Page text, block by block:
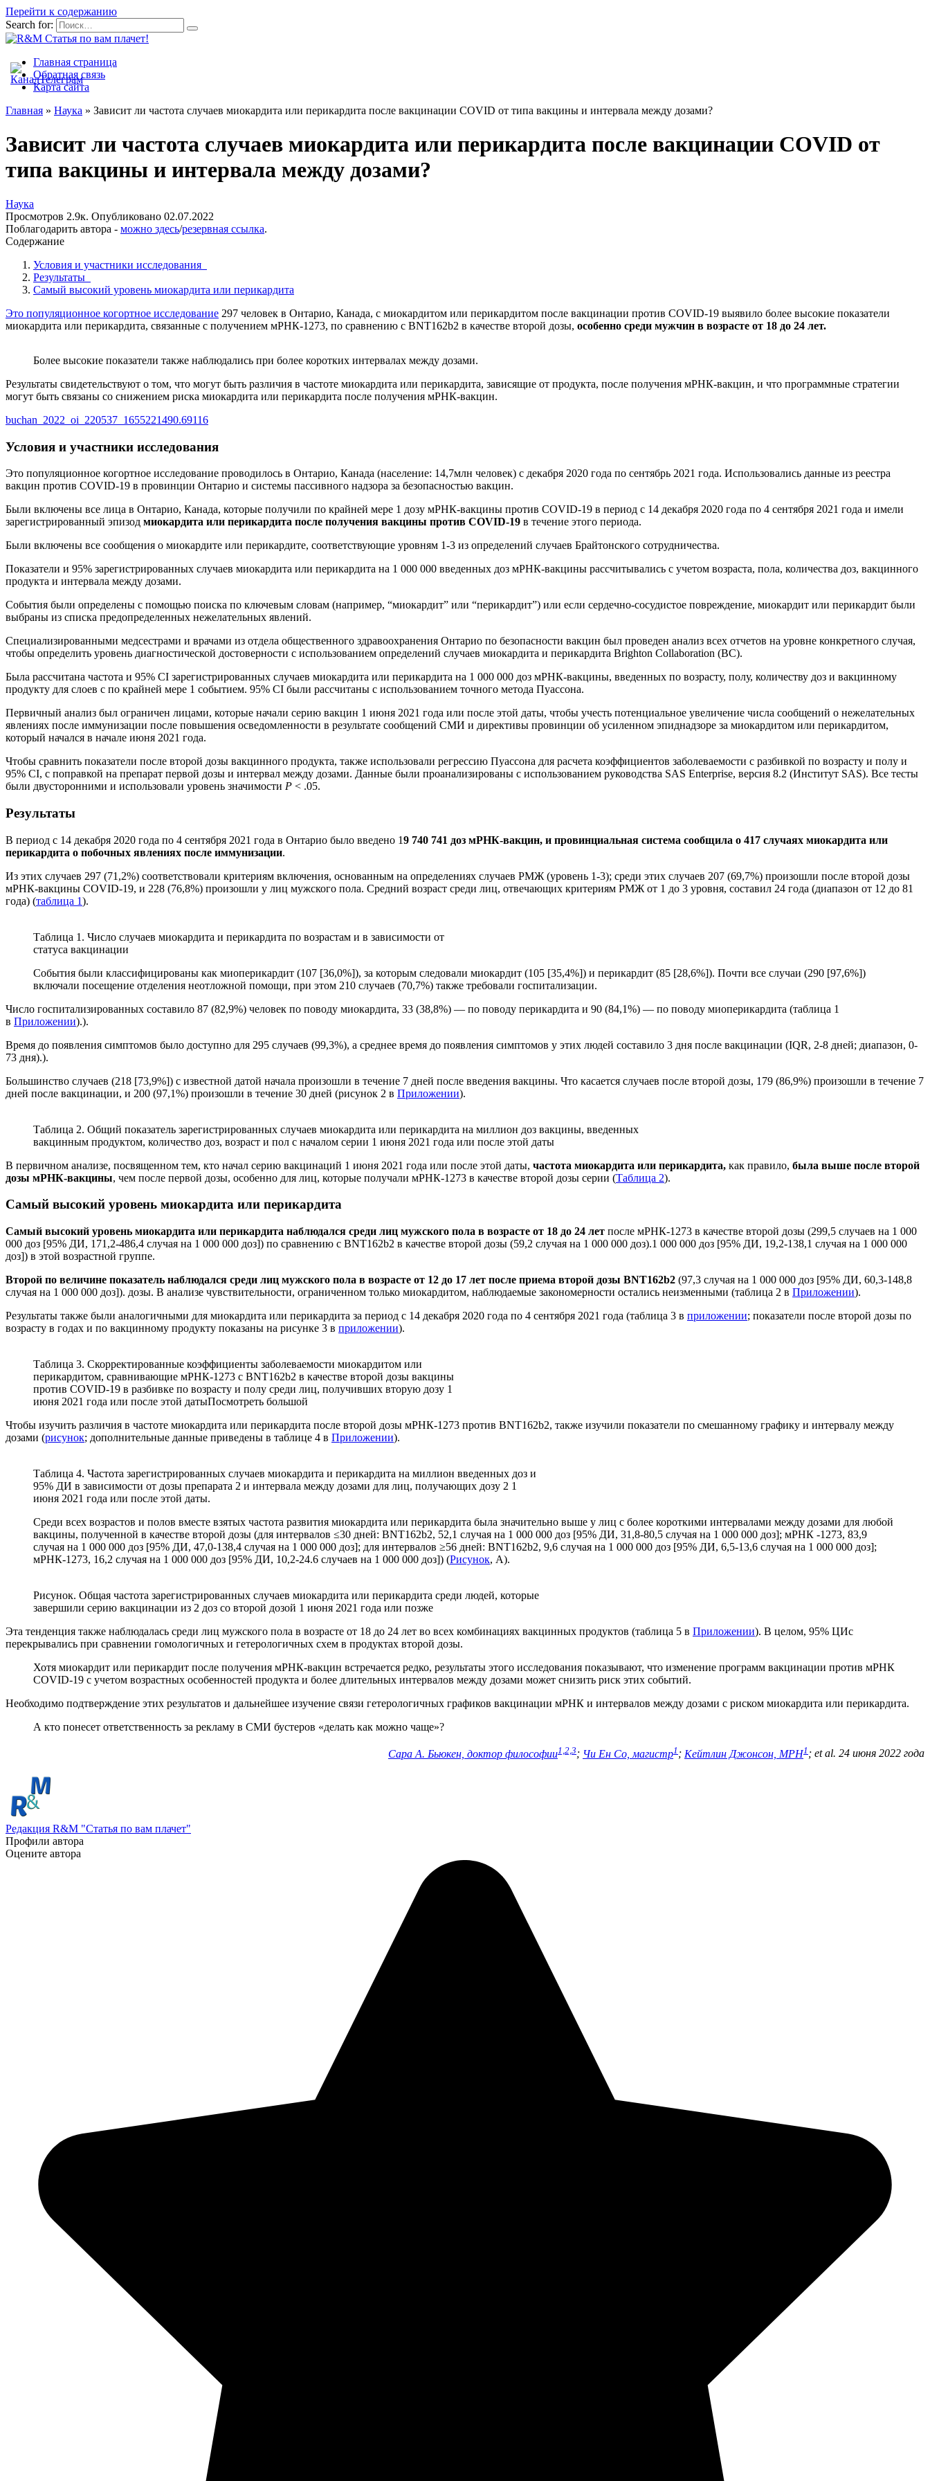
Перейти к содержанию
Search for:
Главная страница
Обратная связь
Карта сайта
Главная » Наука » Зависит ли частота случаев миокардита или перикардита после вакцинации COVID от типа вакцины и интервала между дозами?
Зависит ли частота случаев миокардита или перикардита после вакцинации COVID от
типа вакцины и интервала между дозами?
Наука
Просмотров 2.9к. Опубликовано 02.07.2022
Поблагодарить автора - можно здесь/резервная ссылка.
Содержание
Условия и участники исследования
Результаты
Самый высокий уровень миокардита или перикардита
Это популяционное когортное исследование 297 человек в Онтарио, Канада, с миокардитом или перикардитом после вакцинации против COVID-19 выявило более высокие показатели
миокардита или перикардита, связанные с получением мРНК-1273, по сравнению с BNT162b2 в качестве второй дозы, особенно среди мужчин в возрасте от 18 до 24 лет.
Более высокие показатели также наблюдались при более коротких интервалах между дозами.
Результаты свидетельствуют о том, что могут быть различия в частоте миокардита или перикардита, зависящие от продукта, после получения мРНК-вакцин, и что программные стратегии
могут быть связаны со снижением риска миокардита или перикардита после получения мРНК-вакцин.
buchan_2022_oi_220537_1655221490.69116
Условия и участники исследования
Это популяционное когортное исследование проводилось в Онтарио, Канада (население: 14,7млн человек) с декабря 2020 года по сентябрь 2021 года. Использовались данные из реестра
вакцин против COVID-19 в провинции Онтарио и системы пассивного надзора за безопасностью вакцин.
Были включены все лица в Онтарио, Канада, которые получили по крайней мере 1 дозу мРНК-вакцины против COVID-19 в период с 14 декабря 2020 года по 4 сентября 2021 года и имели
зарегистрированный эпизод миокардита или перикардита после получения вакцины против COVID-19 в течение этого периода.
Были включены все сообщения о миокардите или перикардите, соответствующие уровням 1-3 из определений случаев Брайтонского сотрудничества.
Показатели и 95% зарегистрированных случаев миокардита или перикардита на 1 000 000 введенных доз мРНК-вакцины рассчитывались с учетом возраста, пола, количества доз, вакцинного
продукта и интервала между дозами.
События были определены с помощью поиска по ключевым словам (например, “миокардит” или “перикардит”) или если сердечно-сосудистое повреждение, миокардит или перикардит были
выбраны из списка предопределенных нежелательных явлений.
Специализированными медсестрами и врачами из отдела общественного здравоохранения Онтарио по безопасности вакцин был проведен анализ всех отчетов на уровне конкретного случая,
чтобы определить уровень диагностической достоверности с использованием определений случаев миокардита и перикардита Brighton Collaboration (BC).
Была рассчитана частота и 95% CI зарегистрированных случаев миокардита или перикардита на 1 000 000 доз мРНК-вакцины, введенных по возрасту, полу, количеству доз и вакцинному
продукту для слоев с по крайней мере 1 событием. 95% CI были рассчитаны с использованием точного метода Пуассона.
Первичный анализ был ограничен лицами, которые начали серию вакцин 1 июня 2021 года или после этой даты, чтобы учесть потенциальное увеличение числа сообщений о нежелательных
явлениях после иммунизации после повышения осведомленности в результате сообщений СМИ и директивы провинции об усиленном эпиднадзоре за миокардитом или перикардитом,
который начался в начале июня 2021 года.
Чтобы сравнить показатели после второй дозы вакцинного продукта, также использовали регрессию Пуассона для расчета коэффициентов заболеваемости с разбивкой по возрасту и полу и
95% CI, с поправкой на препарат первой дозы и интервал между дозами. Данные были проанализированы с использованием руководства SAS Enterprise, версия 8.2 (Институт SAS). Все тесты
были двусторонними и использовали уровень значимости P < .05.
Результаты
В период с 14 декабря 2020 года по 4 сентября 2021 года в Онтарио было введено 19 740 741 доз мРНК-вакцин, и провинциальная система сообщила о 417 случаях миокардита или
перикардита о побочных явлениях после иммунизации.
Из этих случаев 297 (71,2%) соответствовали критериям включения, основанным на определениях случаев РМЖ (уровень 1-3); среди этих случаев 207 (69,7%) произошли после второй дозы
мРНК-вакцины COVID-19, и 228 (76,8%) произошли у лиц мужского пола. Средний возраст среди лиц, отвечающих критериям РМЖ от 1 до 3 уровня, составил 24 года (диапазон от 12 до 81
года) (таблица 1).
Таблица 1. Число случаев миокардита и перикардита по возрастам и в зависимости от
статуса вакцинации
События были классифицированы как миоперикардит (107 [36,0%]), за которым следовали миокардит (105 [35,4%]) и перикардит (85 [28,6%]). Почти все случаи (290 [97,6%])
включали посещение отделения неотложной помощи, при этом 210 случаев (70,7%) также требовали госпитализации.
Число госпитализированных составило 87 (82,9%) человек по поводу миокардита, 33 (38,8%) — по поводу перикардита и 90 (84,1%) — по поводу миоперикардита (таблица 1
в Приложении).).
Время до появления симптомов было доступно для 295 случаев (99,3%), а среднее время до появления симптомов у этих людей составило 3 дня после вакцинации (IQR, 2-8 дней; диапазон, 0-
73 дня).).
Большинство случаев (218 [73,9%]) с известной датой начала произошли в течение 7 дней после введения вакцины. Что касается случаев после второй дозы, 179 (86,9%) произошли в течение 7
дней после вакцинации, и 200 (97,1%) произошли в течение 30 дней (рисунок 2 в Приложении).
Таблица 2. Общий показатель зарегистрированных случаев миокардита или перикардита на миллион доз вакцины, введенных
вакцинным продуктом, количество доз, возраст и пол с началом серии 1 июня 2021 года или после этой даты
В первичном анализе, посвященном тем, кто начал серию вакцинаций 1 июня 2021 года или после этой даты, частота миокардита или перикардита, как правило, была выше после второй
дозы мРНК-вакцины, чем после первой дозы, особенно для лиц, которые получали мРНК-1273 в качестве второй дозы серии (Таблица 2).
Самый высокий уровень миокардита или перикардита
Самый высокий уровень миокардита или перикардита наблюдался среди лиц мужского пола в возрасте от 18 до 24 лет после мРНК-1273 в качестве второй дозы (299,5 случаев на 1 000
000 доз [95% ДИ, 171,2-486,4 случая на 1 000 000 доз]) по сравнению с BNT162b2 в качестве второй дозы (59,2 случая на 1 000 000 доз).1 000 000 доз [95% ДИ, 19,2-138,1 случая на 1 000 000
доз]) в этой возрастной группе.
Второй по величине показатель наблюдался среди лиц мужского пола в возрасте от 12 до 17 лет после приема второй дозы BNT162b2 (97,3 случая на 1 000 000 доз [95% ДИ, 60,3-148,8
случая на 1 000 000 доз]). дозы. В анализе чувствительности, ограниченном только миокардитом, наблюдаемые закономерности остались неизменными (таблица 2 в Приложении).
Результаты также были аналогичными для миокардита или перикардита за период с 14 декабря 2020 года по 4 сентября 2021 года (таблица 3 в приложении; показатели после второй дозы по
возрасту в годах и по вакцинному продукту показаны на рисунке 3 в приложении).
Таблица 3. Скорректированные коэффициенты заболеваемости миокардитом или
перикардитом, сравнивающие мРНК-1273 с BNT162b2 в качестве второй дозы вакцины
против COVID-19 в разбивке по возрасту и полу среди лиц, получивших вторую дозу 1
июня 2021 года или после этой датыПосмотреть большой
Чтобы изучить различия в частоте миокардита или перикардита после второй дозы мРНК-1273 против BNT162b2, также изучили показатели по смешанному графику и интервалу между
дозами (рисунок; дополнительные данные приведены в таблице 4 в Приложении).
Таблица 4. Частота зарегистрированных случаев миокардита и перикардита на миллион введенных доз и
95% ДИ в зависимости от дозы препарата 2 и интервала между дозами для лиц, получающих дозу 2 1
июня 2021 года или после этой даты.
Среди всех возрастов и полов вместе взятых частота развития миокардита или перикардита была значительно выше у лиц с более короткими интервалами между дозами для любой
вакцины, полученной в качестве второй дозы (для интервалов ≤30 дней: BNT162b2, 52,1 случая на 1 000 000 доз [95% ДИ, 31,8-80,5 случая на 1 000 000 доз]; мРНК -1273, 83,9
случая на 1 000 000 доз [95% ДИ, 47,0-138,4 случая на 1 000 000 доз]; для интервалов ≥56 дней: BNT162b2, 9,6 случая на 1 000 000 доз [95% ДИ, 6,5-13,6 случая на 1 000 000 доз];
мРНК-1273, 16,2 случая на 1 000 000 доз [95% ДИ, 10,2-24.6 случаев на 1 000 000 доз]) (Рисунок, А).
Рисунок. Общая частота зарегистрированных случаев миокардита или перикардита среди людей, которые
завершили серию вакцинации из 2 доз со второй дозой 1 июня 2021 года или позже
Эта тенденция также наблюдалась среди лиц мужского пола в возрасте от 18 до 24 лет во всех комбинациях вакцинных продуктов (таблица 5 в Приложении). В целом, 95% ЦИс
перекрывались при сравнении гомологичных и гетерологичных схем в продуктах второй дозы.
Хотя миокардит или перикардит после получения мРНК-вакцин встречается редко, результаты этого исследования показывают, что изменение программ вакцинации против мРНК
COVID-19 с учетом возрастных особенностей продукта и более длительных интервалов между дозами может снизить риск этих событий.
Необходимо подтверждение этих результатов и дальнейшее изучение связи гетерологичных графиков вакцинации мРНК и интервалов между дозами с риском миокардита или перикардита.
А кто понесет ответственность за рекламу в СМИ бустеров «делать как можно чаще»?
Сара А. Бьюкен, доктор философии1,2,3; Чи Ен Со, магистр1 ; Кейтлин Джонсон, MPH1 ; et al. 24 июня 2022 года
Редакция R&M "Статья по вам плачет"
Профили автора
Оцените автора